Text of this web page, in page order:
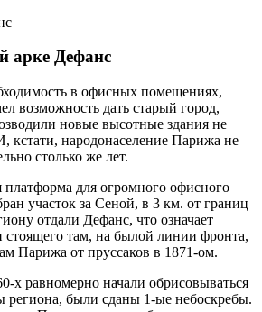
арке Дефанс
в офисных помещениях,
возможность дать старый город,
новые высотные здания не
кстати, народонаселение Парижа не
столько же лет.
для огромного офисного
участок за Сеной, в 3 км. от границ
отдали Дефанс, что означает
там, на былой линии фронта,
Парижа от пруссаков в 1871-ом.
х равномерно начали обрисовываться
региона, были сданы 1-ые небоскребы.